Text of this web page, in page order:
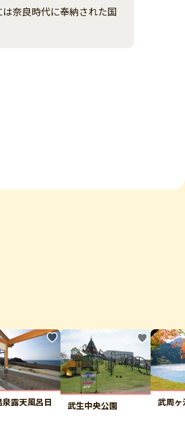
奈良時代に奉納された国
露天風呂日
武生中央公園 武周ヶ